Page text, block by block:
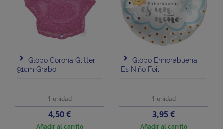
Globo Corona Glitter
91cm Grabo
1 unidad
Precio
4,50 €
Añadir al carrito
Globo Enhorabuena
Es Niño Foil
1 unidad
Precio
3,95 €
Añadir al carrito